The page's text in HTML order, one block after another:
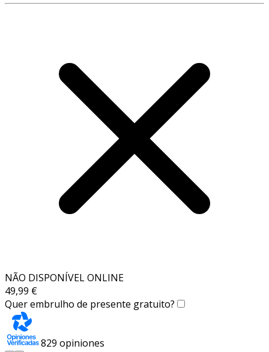
NÃO DISPONÍVEL ONLINE
49,99 €
Quer embrulho de presente gratuito?
829 opiniones